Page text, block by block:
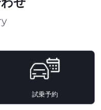
試乗予約